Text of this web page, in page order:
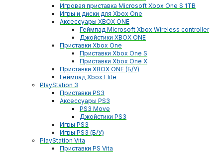
Игровая приставка Microsoft Xbox One S 1TB
Игры и диски для Xbox One
Аксессуары XBOX ONE
Геймпад Microsoft Xbox Wireless controller
Джойстики XBOX ONE
Приставки Xbox One
Приставки Xbox One S
Приставки Xbox One X
Приставки XBOX ONE (Б/У)
Геймпад Xbox Elite
PlayStation 3
Приставки PS3
Аксессуары PS3
PS3 Move
Джойстики PS3
Игры PS3
Игры PS3 (Б/У)
PlayStation Vita
Приставки PS Vita